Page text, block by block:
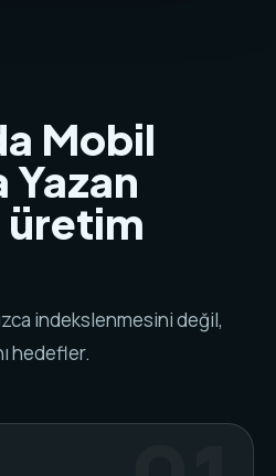
Mobil
Yazan
üretim
indekslenmesini değil,
hedefler.